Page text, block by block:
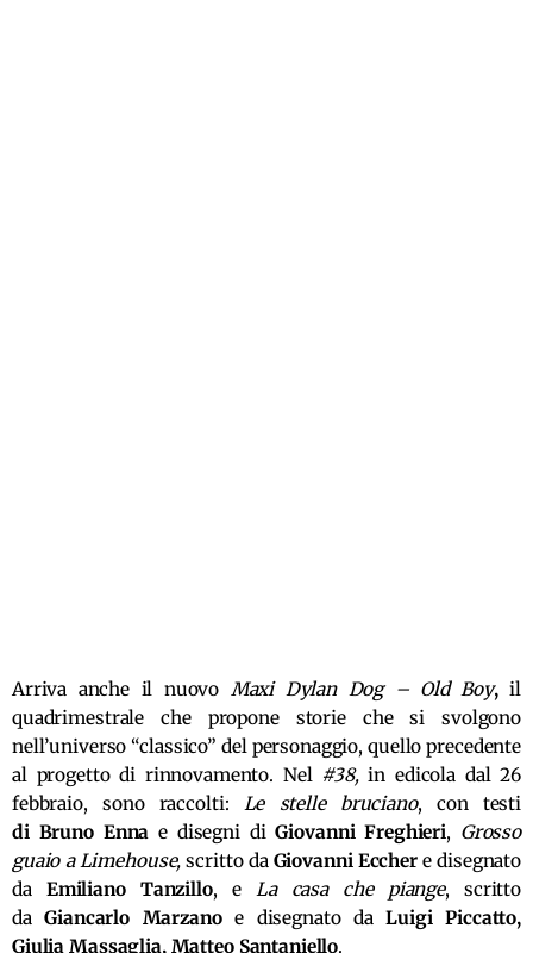
Arriva anche il nuovo Maxi Dylan Dog – Old Boy,il
quadrimestrale che propone storie che si svolgono
nell’universo “classico” del personaggio, quello precedente
al progetto di rinnovamento. Nel #38,in edicola dal 26
febbraio, sono raccolti:
Le stelle bruciano, con testi
di Bruno Enna e disegni diGiovanni Freghieri, Grosso
guaio a Limehouse, scritto da Giovanni Ecchere disegnato
da Emiliano Tanzillo, e La casa che piange, scritto
daGiancarlo Marzanoe disegnato daLuigi Piccatto,
Giulia Massaglia, Matteo Santaniello.